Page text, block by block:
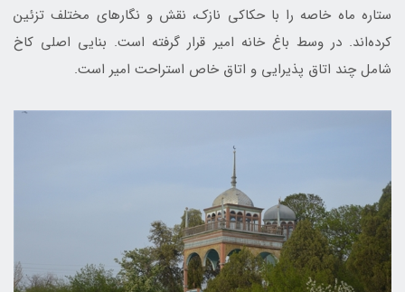
ستاره ماه خاصه‌ را با حکاکی نازک، نقش و نگارهای مختلف تزئین
کرده‌اند. در وسط باغ خانه امیر قرار گرفته است. بنایی اصلی کاخ
شامل چند اتاق پذیرایی و اتاق خاص استراحت امیر است.